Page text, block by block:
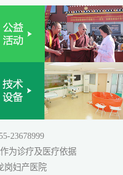
23678999
为诊疗及医疗依据
岗妇产医院